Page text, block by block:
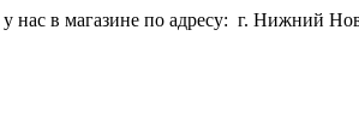
нас в магазине по адресу: г. Нижний